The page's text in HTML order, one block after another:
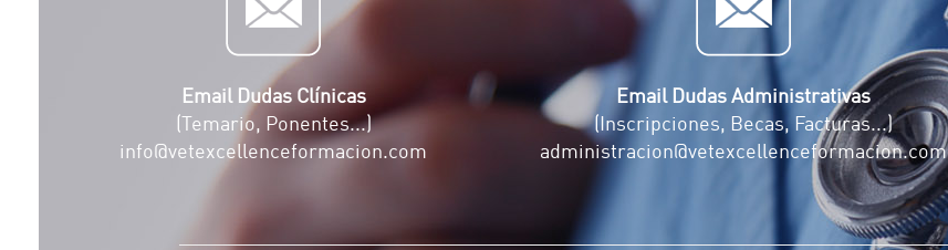
Email Dudas Clínicas
(Temario, Ponentes...)
info@vetexcellenceformacion.com
Email Dudas Administrativas
(Inscripciones, Becas, Facturas...)
administracion@vetexcellenceformacion.com